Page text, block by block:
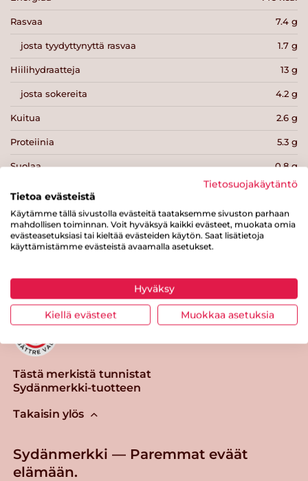
Rasvaa 7.4 g
josta tyydyttynyttä rasvaa 1.7 g
Hiilihydraatteja 13 g
josta sokereita 4.2 g
Kuitua 2.6 g
Proteiinia 5.3 g
Suolaa 0.8 g
Tulosta sivu Jaa tuote
Tästä merkistä tunnistat
Sydänmerkki-tuotteen
Takaisin ylös
Sydänmerkki — Paremmat eväät
elämään.
Tietosuojakäytäntö
Tietoa evästeistä
Käytämme tällä sivustolla evästeitä taataksemme sivuston parhaan
mahdollisen toiminnan. Voit hyväksyä kaikki evästeet, muokata omia
evästeasetuksiasi tai kieltää evästeiden käytön. Saat lisätietoja
käyttämistämme evästeistä avaamalla asetukset.
Hyväksy
Kiellä evästeet Muokkaa asetuksia